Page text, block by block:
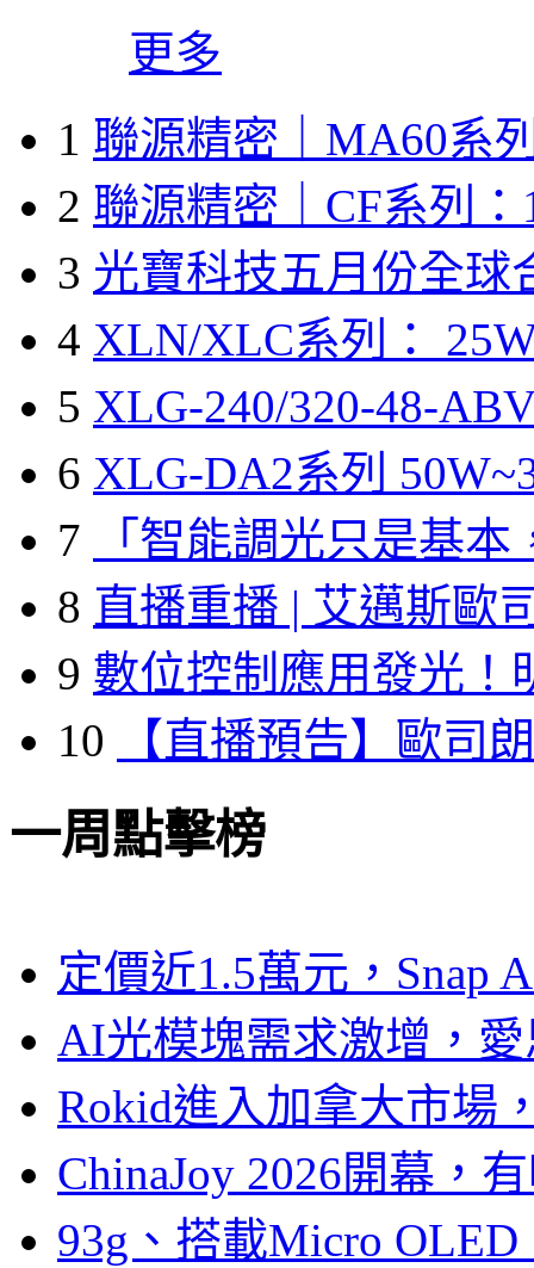
更多
1 聯源精密｜MA60系
2 聯源精密｜CF系列：
3 光寶科技五月份全球
4 XLN/XLC系列：
5 XLG-240/320-48-
6 XLG-DA2系列
7
「智能調光只是基本
8 直播重播 | 艾邁斯歐
9 數位控制應用發光！
10
【直播預告】歐司
一周點擊榜
定價近1.5萬元，Snap
AI光模塊需求激增，
Rokid進入加拿大市場
ChinaJoy 2026開幕，
93g、搭載Micro